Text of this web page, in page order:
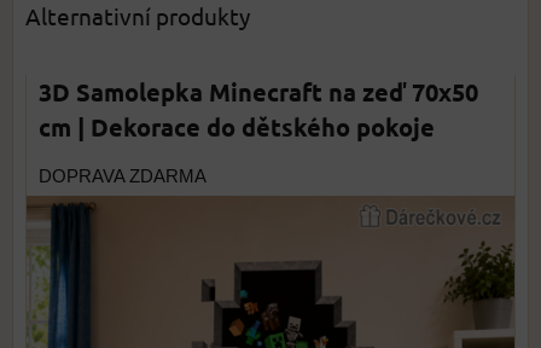
Alternativní produkty
3D Samolepka Minecraft na zeď 70x50
cm | Dekorace do dětského pokoje
DOPRAVA ZDARMA